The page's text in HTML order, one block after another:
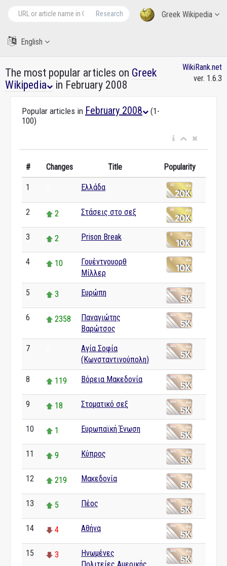
Greek Wikipedia
Research
English
The most popular articles on Greek
Wikipedia
in February 2008
WikiRank.net
ver. 1.6.3
Popular articles in February 2008
(1-
100)
# Changes Title Popularity
1 Ελλάδα
2 2 Στάσεις στο σεξ
3 2 Prison Break
4 10
Γουέντγουορθ
Μίλλερ
5 3 Ευρώπη
6 2358
Παναγιώτης
Βαρώτσος
7
Αγία Σοφία
(Κωνσταντινούπολη)
8 119 Βόρεια Μακεδονία
9 18 Στοματικό σεξ
10 1 Ευρωπαϊκή Ένωση
11 9 Κύπρος
12 219 Μακεδονία
13 5 Πέος
14 4 Αθήνα
15 3
Ηνωμένες